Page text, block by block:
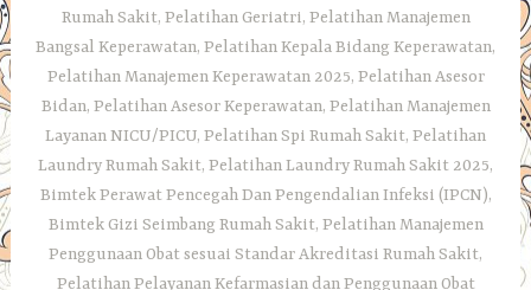
Rumah Sakit, Pelatihan Geriatri, Pelatihan Manajemen
Bangsal Keperawatan, Pelatihan Kepala Bidang Keperawatan,
Pelatihan Manajemen Keperawatan 2025, Pelatihan Asesor
Bidan, Pelatihan Asesor Keperawatan, Pelatihan Manajemen
Layanan NICU/PICU, Pelatihan Spi Rumah Sakit, Pelatihan
Laundry Rumah Sakit, Pelatihan Laundry Rumah Sakit 2025,
Bimtek Perawat Pencegah Dan Pengendalian Infeksi (IPCN),
Bimtek Gizi Seimbang Rumah Sakit, Pelatihan Manajemen
Penggunaan Obat sesuai Standar Akreditasi Rumah Sakit,
Pelatihan Pelayanan Kefarmasian dan Penggunaan Obat